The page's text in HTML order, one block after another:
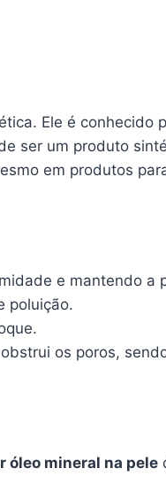
Ele é conhecido
ser um produto
em produtos
e mantendo a
poluição.
os poros,
óleo mineral na pele